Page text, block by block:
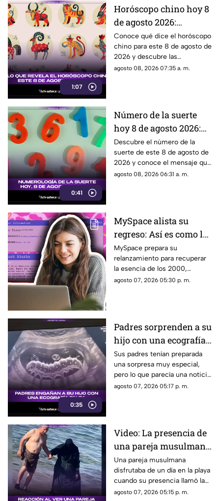
1:07
Horóscopo chino hoy 8
de agosto 2026:
descubre qué te depara
el destino según tu
signo
Conoce qué dice el horóscopo
chino para este 8 de agosto de
2026 y descubre las
predicciones para cada signo
agosto 08, 2026 07:35 a. m.
0:41
Número de la suerte
hoy 8 de agosto 2026:
descubre qué dice la
numerología para ti
Descubre el número de la
suerte de este 8 de agosto de
2026 y conoce el mensaje que
la numerología tiene para ti.
agosto 08, 2026 06:31 a. m.
MySpace alista su
regreso: Así es como la
icónica red social
busca volver y revivir
la esencia de los años
2000
MySpace prepara su
relanzamiento para recuperar
la esencia de los 2000,
conectando a músicos y
agosto 07, 2026 05:30 p. m.
0:35
Padres sorprenden a su
hijo con una ecografía
falsa y su reacción se
vuelve inolvidable
Sus padres tenían preparada
una sorpresa muy especial,
pero lo que parecía una noticia
increíble terminó siendo una
agosto 07, 2026 05:17 p. m.
Video: La presencia de
una pareja musulmana
en la playa provoca
reacciones
Una pareja musulmana
disfrutaba de un día en la playa
cuando su presencia llamó la
atención de los presentes.
agosto 07, 2026 05:15 p. m.